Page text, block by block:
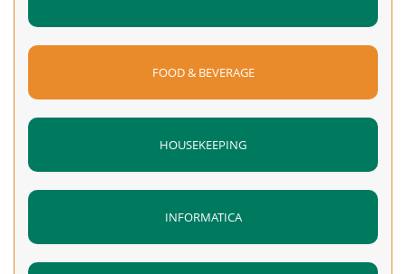
FOOD & BEVERAGE
HOUSEKEEPING
INFORMATICA